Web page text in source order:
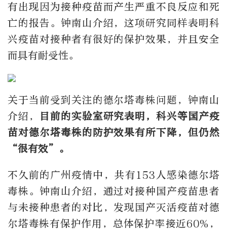
有出现因为接种疫苗而产生严重不良反应和死
亡的报告。钟南山介绍，这项研究同样表明科
兴疫苗对接种者有很好的保护效果，并且安全
而具有耐受性。
关于当前受到关注的德尔塔毒株问题，钟南山
介绍，
目前的实验室研究表明，科兴等国产疫
苗对德尔塔毒株的防护效果有所下降，但仍然
“很有效”。
不久前的广州疫情中，共有153人感染德尔塔
毒株。钟南山介绍，通过对接种国产疫苗患者
与未接种患者的对比，发现国产灭活疫苗对德
尔塔毒株有保护作用，总体保护率接近60%，